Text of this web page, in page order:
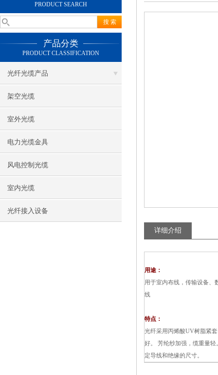
PRODUCT SEARCH
产品分类
PRODUCT CLASSIFICATION
光纤光缆产品
架空光缆
室外光缆
电力光缆金具
风电控制光缆
室内光缆
光纤接入设备
详细介绍
用途：
用于室内布线，传输设备、
线
特点：
光纤采用丙烯酸UV树脂紧
好。 芳纶纱加强，缆重量
定导线和绝缘的尺寸。